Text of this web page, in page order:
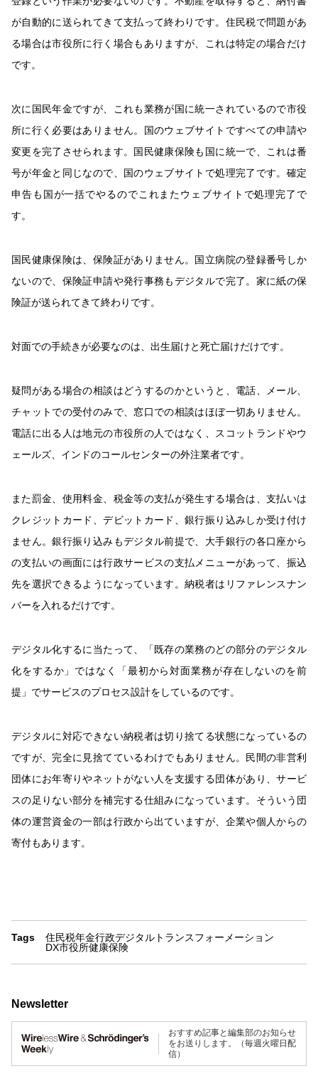
が自動的に送られてきて支払って終わりです。住民税で問題があ
る場合は市役所に行く場合もありますが、これは特定の場合だけ
です。
次に国民年金ですが、これも業務が国に統一されているので市役
所に行く必要はありません。国のウェブサイトですべての申請や
変更を完了させられます。国民健康保険も国に統一で、これは番
号が年金と同じなので、国のウェブサイトで処理完了です。確定
申告も国が一括でやるのでこれまたウェブサイトで処理完了で
す。
国民健康保険は、保険証がありません。国立病院の登録番号しか
ないので、保険証申請や発行事務もデジタルで完了。家に紙の保
険証が送られてきて終わりです。
対面での手続きが必要なのは、出生届けと死亡届けだけです。
疑問がある場合の相談はどうするのかというと、電話、メール、
チャットでの受付のみで、窓口での相談はほぼ一切ありません。
電話に出る人は地元の市役所の人ではなく、スコットランドやウ
ェールズ、インドのコールセンターの外注業者です。
また罰金、使用料金、税金等の支払が発生する場合は、支払いは
クレジットカード、デビットカード、銀行振り込みしか受け付け
ません。銀行振り込みもデジタル前提で、大手銀行の各口座から
の支払いの画面には行政サービスの支払メニューがあって、振込
先を選択できるようになっています。納税者はリファレンスナン
バーを入れるだけです。
デジタル化するに当たって、「既存の業務のどの部分のデジタル
化をするか」ではなく「最初から対面業務が存在しないのを前
提」でサービスのプロセス設計をしているのです。
デジタルに対応できない納税者は切り捨てる状態になっているの
ですが、完全に見捨てているわけでもありません。民間の非営利
団体にお年寄りやネットがない人を支援する団体があり、サービ
スの足りない部分を補完する仕組みになっています。そういう団
体の運営資金の一部は行政から出ていますが、企業や個人からの
寄付もあります。
Tags 住民税年金行政デジタルトランスフォーメーション
DX市役所健康保険
Newsletter
おすすめ記事と編集部のお知らせ
をお送りします。（毎週火曜日配
信）